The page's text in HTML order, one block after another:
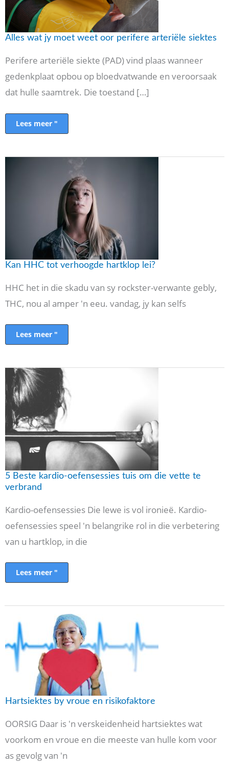
Alles wat jy moet weet oor perifere arteriële siektes
Perifere arteriële siekte (PAD) vind plaas wanneer
gedenkplaat opbou op bloedvatwande en veroorsaak
dat hulle saamtrek. Die toestand […]
Lees meer "
Kan HHC tot verhoogde hartklop lei?
HHC het in die skadu van sy rockster-verwante gebly,
THC, nou al amper 'n eeu. vandag, jy kan selfs
Kan
Lees meer "
5 Beste kardio-oefensessies tuis om die vette te
verbrand
Kardio-oefensessies Die lewe is vol ironieë. Kardio-
oefensessies speel 'n belangrike rol in die verbetering
van u hartklop, in die
5
Beste
kardio-
oefensessies
tuis
om
die
vette
te
verbrand
Lees meer "
Hartsiektes by vroue en risikofaktore
OORSIG Daar is 'n verskeidenheid hartsiektes wat
voorkom en vroue en die meeste van hulle kom voor
as gevolg van 'n
Hartsiektes
vroue
en
risikofaktore